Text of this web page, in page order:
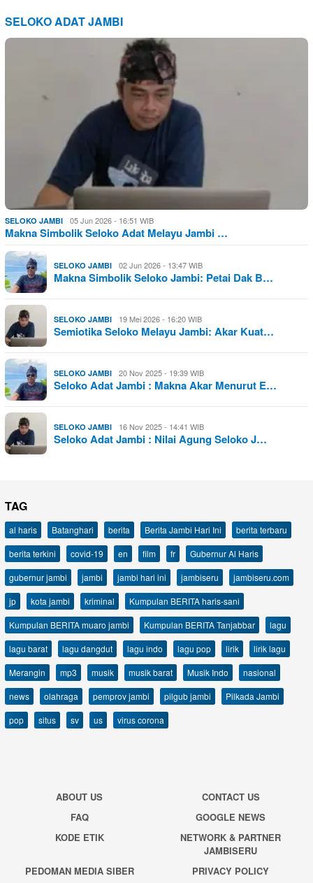
SELOKO ADAT JAMBI
SELOKO JAMBI 05 Jun 2026 - 16:51 WIB
Makna Simbolik Seloko Adat Melayu Jambi …
SELOKO JAMBI 02 Jun 2026 - 13:47 WIB
Makna Simbolik Seloko Jambi: Petai Dak B…
SELOKO JAMBI 19 Mei 2026 - 16:20 WIB
Semiotika Seloko Melayu Jambi: Akar Kuat…
SELOKO JAMBI 20 Nov 2025 - 19:39 WIB
Seloko Adat Jambi : Makna Akar Menurut E…
SELOKO JAMBI 16 Nov 2025 - 14:41 WIB
Seloko Adat Jambi : Nilai Agung Seloko J…
TAG
al haris Batanghari berita Berita Jambi Hari Ini
berita terbaru
berita terkini
covid-19 en film fr
Gubernur Al Haris
gubernur jambi
jambi jambi hari ini jambiseru
jambiseru.com
jp
kota jambi kriminal
Kumpulan BERITA haris-sani
Kumpulan BERITA muaro jambi
Kumpulan BERITA Tanjabbar
lagu
lagu barat
lagu dangdut lagu indo lagu pop lirik
lirik lagu
Merangin
mp3 musik musik barat Musik Indo
nasional
news
olahraga pemprov jambi pilgub jambi
Pilkada Jambi
pop
situs sv us virus corona
ABOUT US
CONTACT US
FAQ
GOOGLE NEWS
KODE ETIK
NETWORK & PARTNER
JAMBISERU
PEDOMAN MEDIA SIBER
PRIVACY POLICY